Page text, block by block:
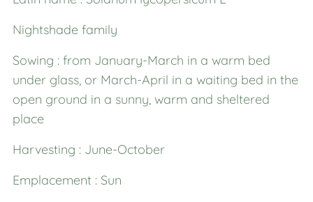
Nightshade family
Sowing : from January-March in a warm bed
under glass, or March-April in a waiting bed in the
open ground in a sunny, warm and sheltered
place
Harvesting : June-October
Emplacement : Sun